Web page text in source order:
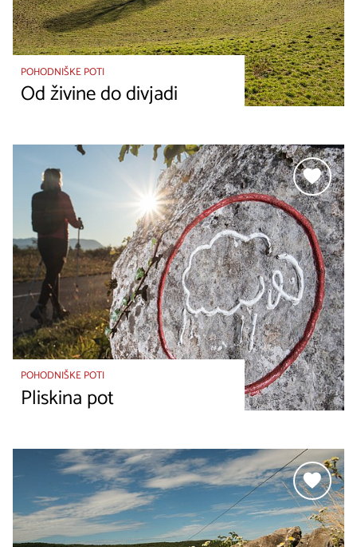
POHODNIŠKE POTI
Od živine do divjadi
POHODNIŠKE POTI
Pliskina pot